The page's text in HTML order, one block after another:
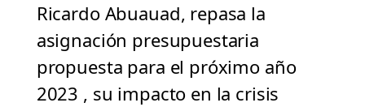
Ricardo Abuauad, repasa la
asignación presupuestaria
propuesta para el próximo año
2023 , su impacto en la crisis